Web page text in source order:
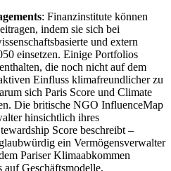
: Finanzinstitute können
indem sie sich bei
und extern
einsetzen. Einige Portfolios
die noch nicht auf dem
Einfluss klimafreundlicher zu
sich Paris Score und Climate
Die britische NGO InfluenceMap
hinsichtlich ihres
Score beschreibt –
ein Vermögensverwalter
Pariser Klimaabkommen
Geschäftsmodelle,